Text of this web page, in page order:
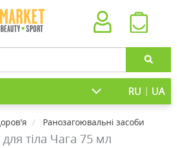
RU | UA
Ранозагоювальні засоби
тіла Чага 75 мл